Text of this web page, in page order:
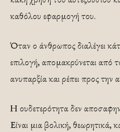
καθόλου εφαρμογή του.
Όταν ο άνθρωπος διαλέγει
επιλογή, απομακρύνεται από
ανυπαρξία και ρέπει προς την
Η ουδετερότητα δεν
Είναι μια βολική, θεωρητικά,